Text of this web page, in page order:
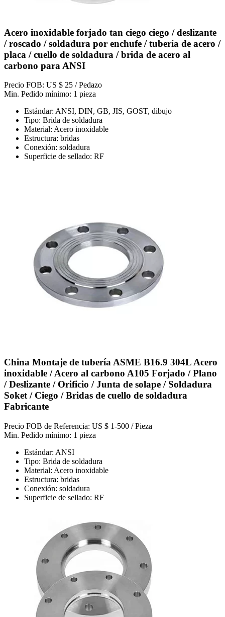
Acero inoxidable forjado tan ciego ciego / deslizante
/ roscado / soldadura por enchufe / tubería de acero /
placa / cuello de soldadura / brida de acero al
carbono para ANSI
Precio FOB: US $ 25 / Pedazo
Min. Pedido mínimo: 1 pieza
Estándar: ANSI, DIN, GB, JIS, GOST, dibujo
Tipo: Brida de soldadura
Material: Acero inoxidable
Estructura: bridas
Conexión: soldadura
Superficie de sellado: RF
China Montaje de tubería ASME B16.9 304L Acero
inoxidable / Acero al carbono A105 Forjado / Plano
/ Deslizante / Orificio / Junta de solape / Soldadura
Soket / Ciego / Bridas de cuello de soldadura
Fabricante
Precio FOB de Referencia: US $ 1-500 / Pieza
Min. Pedido mínimo: 1 pieza
Estándar: ANSI
Tipo: Brida de soldadura
Material: Acero inoxidable
Estructura: bridas
Conexión: soldadura
Superficie de sellado: RF